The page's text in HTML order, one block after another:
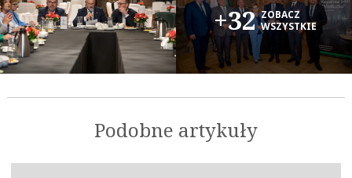
+32 ZOBACZ
WSZYSTKIE
Podobne artykuły